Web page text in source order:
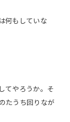
何もしていな
てやろうか。そ
たうち回りなが